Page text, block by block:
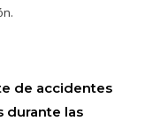
de accidentes
durante las